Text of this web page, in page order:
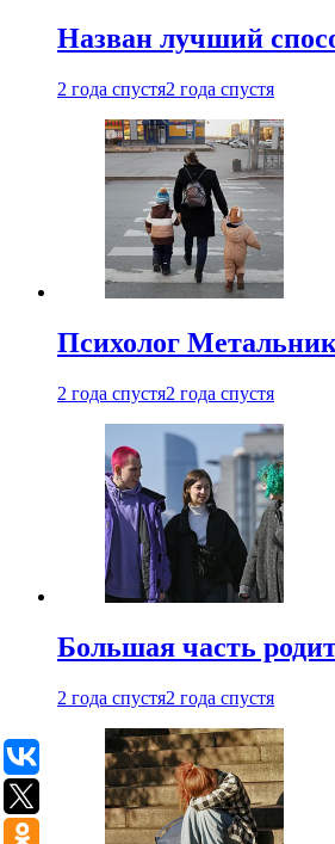
Назван лучший
2 года спустя2 года спустя
Психолог
2 года спустя2 года спустя
Большая часть
2 года спустя2 года спустя